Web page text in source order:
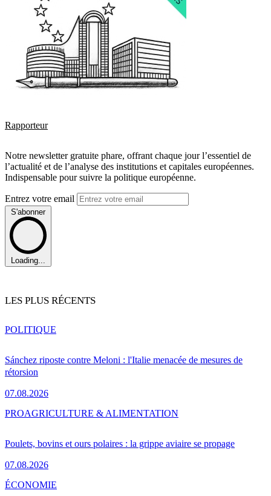
Rapporteur
Notre newsletter gratuite phare, offrant chaque jour l’essentiel de
l’actualité et de l’analyse des institutions et capitales européennes.
Indispensable pour suivre la politique européenne.
Entrez votre email
S'abonner
Loading...
LES PLUS RÉCENTS
Sánchez riposte contre Meloni : l'Italie menacée de mesures de
rétorsion
07.08.2026
POLITIQUE
Poulets, bovins et ours polaires : la grippe aviaire se propage
07.08.2026
PROAGRICULTURE & ALIMENTATION
ÉCONOMIE